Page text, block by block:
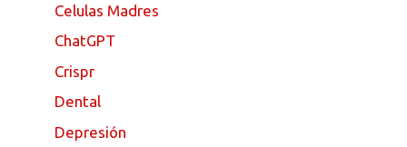
Celulas Madres
ChatGPT
Crispr
Dental
Depresión